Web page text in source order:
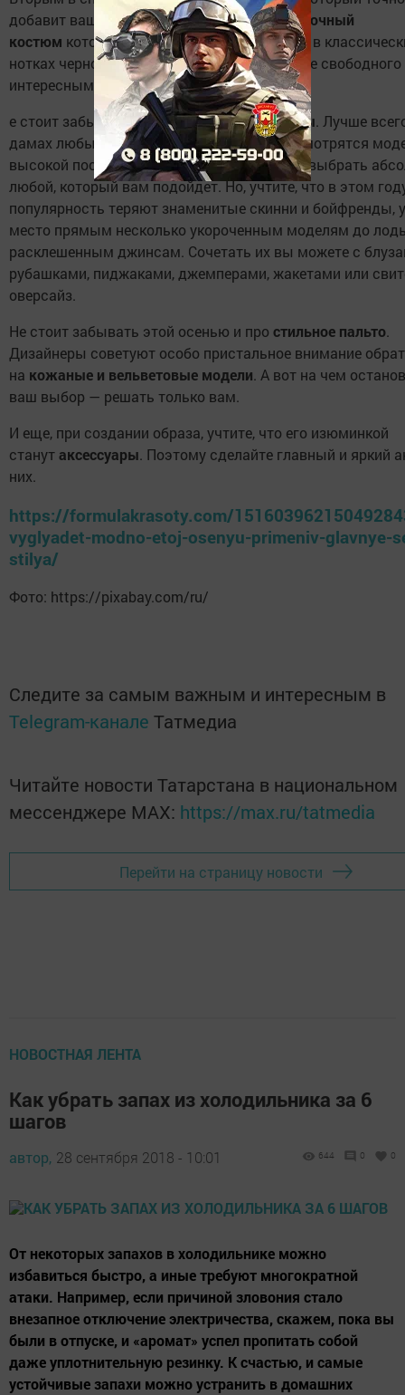
добавит вашему образу стиля, являетсябрючный
костюм который может быть выполнен как в
нотках черного или белого цвета, так и более
интересными цветовыми решениями.
е стоит забывать и про вездесущиеджинсы. Лучше
дамах любых возрастов и комплектации смотрятся
высокой посадкой, а вот фасон вы можете выбрать
любой, который вам подойдет. Но, учтите, что в этом
популярность теряют знаменитые скинни и бойфренды,
место прямым несколько укороченным моделям до
расклешенным джинсам. Сочетать их вы можете с
рубашками, пиджаками, джемперами, жакетами или
оверсайз.
Не стоит забывать этой осенью и про стильное пальто.
Дизайнеры советуют особо пристальное внимание
на кожаные и вельветовые модели. А вот на чем
ваш выбор — решать только вам.
И еще, при создании образа, учтите, что его изюминкой
станутаксессуары. Поэтому сделайте главный и яркий
них.
https://formulakrasoty.com/
vyglyadet-modno-etoj-osenyu-primeniv-glavnye-
stilya/
Фото: https://pixabay.com/ru/
Следите за самым важным и интересным в
Telegram-канале Татмедиа
Читайте новости Татарстана в национальном
мессенджере MАХ: https://max.ru/tatmedia
Перейти на страницу новости
НОВОСТНАЯ ЛЕНТА
Как убрать запах из холодильника за 6
шагов
автор, 28 сентября 2018 - 10:01 644 0 0
От некоторых запахов в холодильнике можно
избавиться быстро, а иные требуют многократной
атаки. Например, если причиной зловония стало
внезапное отключение электричества, скажем, пока вы
были в отпуске, и «аромат» успел пропитать собой
даже уплотнительную резинку. К счастью, и самые
устойчивые запахи можно устранить в домашних